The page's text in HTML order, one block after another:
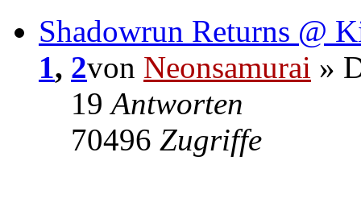
Shadowrun Returns @
1, 2von Neonsamurai »
19Antworten
70496 Zugriffe